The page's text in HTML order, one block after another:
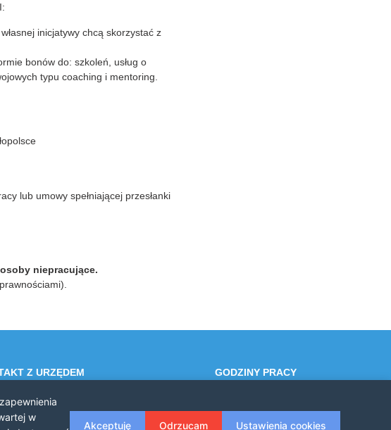
inicjatywy chcą skorzystać z
bonów do: szkoleń, usług o
typu coaching i mentoring.
lub umowy spełniającej przesłanki
niepracujące.
Z URZĘDEM
12 385 20 94
12 385 03 55
brzesko.pl
GODZINY PRACY
w
Akceptuję Odrzucam Ustawienia cookies